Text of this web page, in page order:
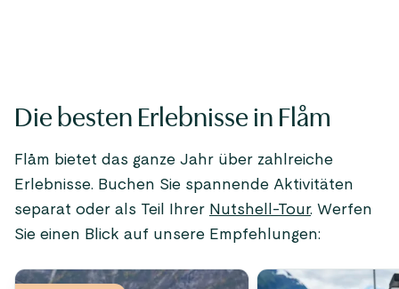
Die besten Erlebnisse in Flåm
Flåm bietet das ganze Jahr über zahlreiche
Erlebnisse. Buchen Sie spannende Aktivitäten
separat oder als Teil Ihrer Nutshell-Tour. Werfen
Sie einen Blick auf unsere Empfehlungen: